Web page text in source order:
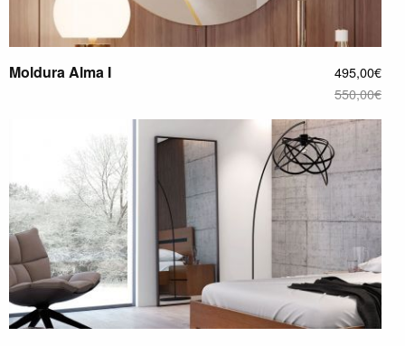
Moldura Alma I
495,00€
550,00€